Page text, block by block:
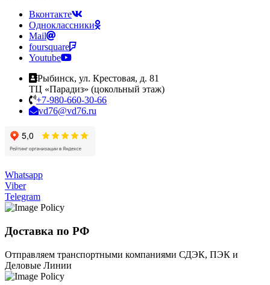
Вконтакте
Одноклассники
Mail
foursquare
Youtube
Рыбинск, ул. Крестовая, д. 81
ТЦ «Парадиз» (цокольный этаж)
+7-980-660-30-66
vd76@vd76.ru
Whatsapp
Viber
Telegram
Доставка по РФ
Отправляем транспортными компаниями СДЭК, ПЭК и
Деловые Линии